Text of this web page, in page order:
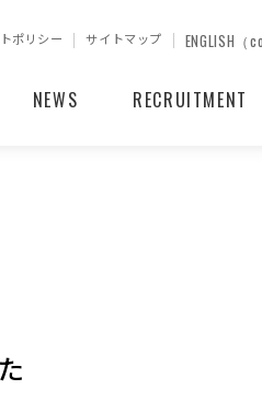
ポリシー サイトマップ ENGLISH（
NEWS RECRUITMENT